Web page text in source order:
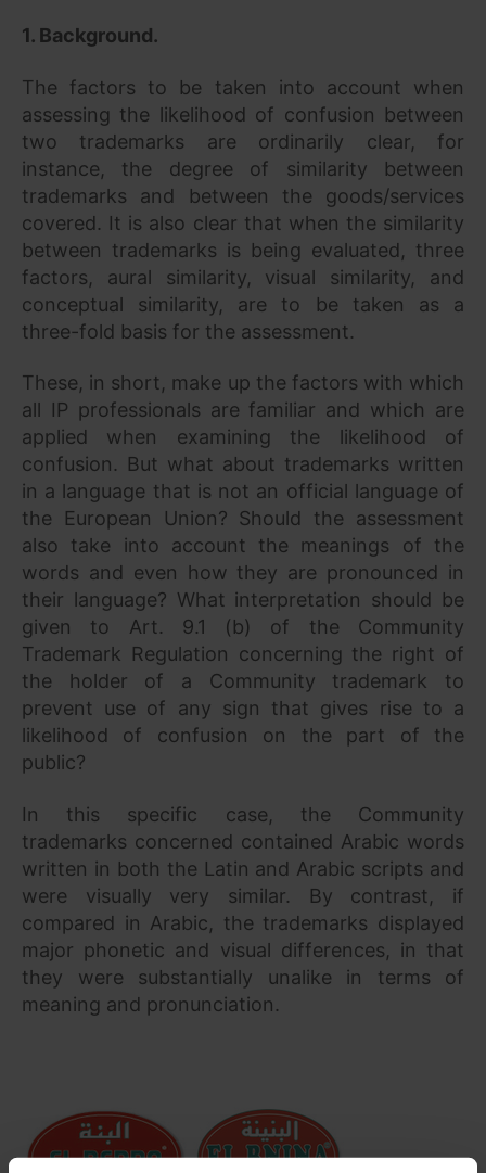
1. Background.
The factors to be taken into account when
assessing the likelihood of confusion between
two trademarks are ordinarily clear, for
instance, the degree of similarity between
trademarks and between the goods/services
covered. It is also clear that when the similarity
between trademarks is being evaluated, three
factors, aural similarity, visual similarity, and
conceptual similarity, are to be taken as a
three-fold basis for the assessment.
These, in short, make up the factors with which
all IP professionals are familiar and which are
applied when examining the likelihood of
confusion. But what about trademarks written
in a language that is not an official language of
the European Union? Should the assessment
also take into account the meanings of the
words and even how they are pronounced in
their language? What interpretation should be
given to Art. 9.1 (b) of the Community
Trademark Regulation concerning the right of
the holder of a Community trademark to
prevent use of any sign that gives rise to a
likelihood of confusion on the part of the
public?
In this specific case, the Community
trademarks concerned contained Arabic words
written in both the Latin and Arabic scripts and
were visually very similar. By contrast, if
compared in Arabic, the trademarks displayed
major phonetic and visual differences, in that
they were substantially unalike in terms of
meaning and pronunciation.